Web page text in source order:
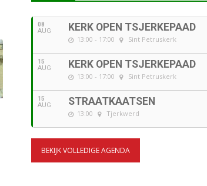
08
AUG KERK OPEN TSJERKEPAAD
13:00 - 17:00 Sint Petruskerk
15
AUG KERK OPEN TSJERKEPAAD
13:00 - 17:00 Sint Petruskerk
15
AUG STRAATKAATSEN
13:00 Tjerkwerd
BEKIJK VOLLEDIGE AGENDA